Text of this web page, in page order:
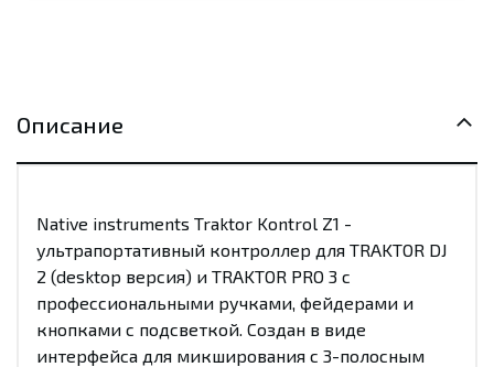
Описание
Native instruments Traktor Kontrol Z1 -
ультрапортативный контроллер для TRAKTOR DJ
2 (desktop версия) и TRAKTOR PRO 3 с
профессиональными ручками, фейдерами и
кнопками с подсветкой. Создан в виде
интерфейса для микширования с 3-полосным